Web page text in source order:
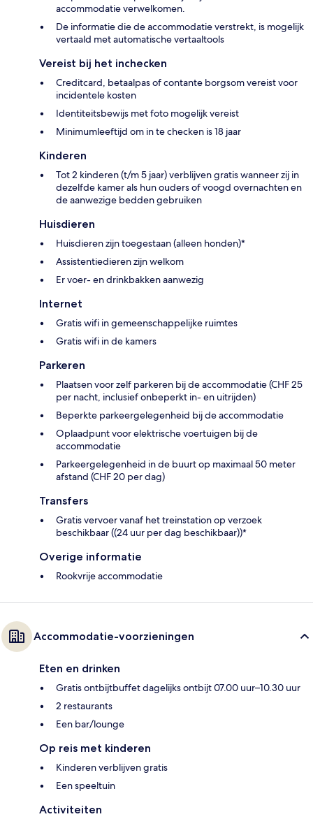
accommodatie verwelkomen.
De informatie die de accommodatie verstrekt, is mogelijk
vertaald met automatische vertaaltools
Vereist bij het inchecken
Creditcard, betaalpas of contante borgsom vereist voor
incidentele kosten
Identiteitsbewijs met foto mogelijk vereist
Minimumleeftijd om in te checken is 18 jaar
Kinderen
Tot 2 kinderen (t/m 5 jaar) verblijven gratis wanneer zij in
dezelfde kamer als hun ouders of voogd overnachten en
de aanwezige bedden gebruiken
Huisdieren
Huisdieren zijn toegestaan (alleen honden)*
Assistentiedieren zijn welkom
Er voer- en drinkbakken aanwezig
Internet
Gratis wifi in gemeenschappelijke ruimtes
Gratis wifi in de kamers
Parkeren
Plaatsen voor zelf parkeren bij de accommodatie (CHF 25
per nacht, inclusief onbeperkt in- en uitrijden)
Beperkte parkeergelegenheid bij de accommodatie
Oplaadpunt voor elektrische voertuigen bij de
accommodatie
Parkeergelegenheid in de buurt op maximaal 50 meter
afstand (CHF 20 per dag)
Transfers
Gratis vervoer vanaf het treinstation op verzoek
beschikbaar ((24 uur per dag beschikbaar))*
Overige informatie
Rookvrije accommodatie
Accommodatie-voorzieningen
Eten en drinken
Gratis ontbijtbuffet dagelijks ontbijt 07.00 uur–10.30 uur
2 restaurants
Een bar/lounge
Op reis met kinderen
Kinderen verblijven gratis
Een speeltuin
Activiteiten